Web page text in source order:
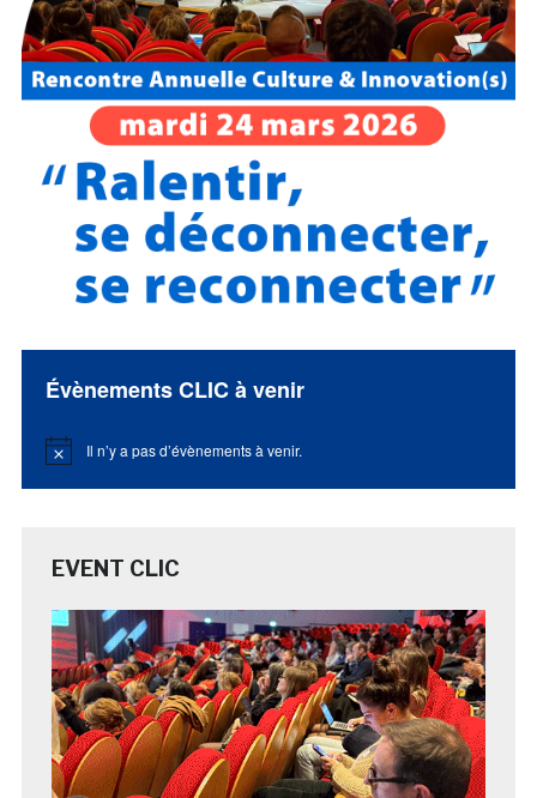
Évènements CLIC à venir
Notice Il n’y a pas d’évènements à venir.
EVENT CLIC